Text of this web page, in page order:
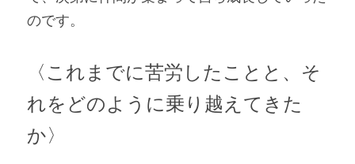
のです。
〈これまでに苦労したことと、そ
れをどのように乗り越えてきた
か〉